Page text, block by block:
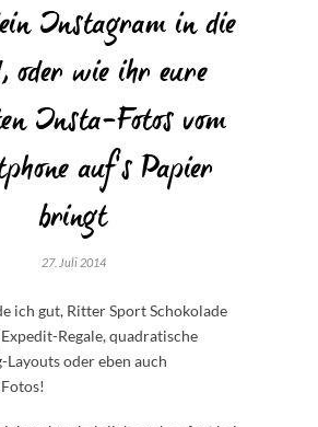
Instagram in die
oder wie ihr eure
Insta-Fotos vom
auf’s Papier
bringt
27. Juli 2014
ich gut, Ritter Sport Schokolade
Regale, quadratische
Layouts oder eben auch